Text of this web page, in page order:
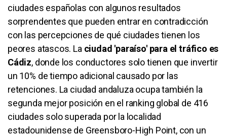
ciudades españolas con algunos resultados
sorprendentes que pueden entrar en contradicción
con las percepciones de qué ciudades tienen los
peores atascos. La ciudad 'paraíso' para el tráfico es
Cádiz, donde los conductores solo tienen que invertir
un 10% de tiempo adicional causado por las
retenciones. La ciudad andaluza ocupa también la
segunda mejor posición en el ranking global de 416
ciudades solo superada por la localidad
estadounidense de Greensboro-High Point, con un